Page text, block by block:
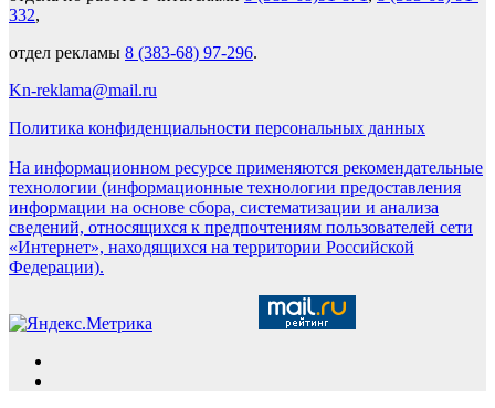
332,
отдел рекламы 8 (383-68) 97-296.
Kn-reklama@mail.ru
Политика конфиденциальности персональных данных
На информационном ресурсе применяются рекомендательные
технологии (информационные технологии предоставления
информации на основе сбора, систематизации и анализа
сведений, относящихся к предпочтениям пользователей сети
«Интернет», находящихся на территории Российской
Федерации).